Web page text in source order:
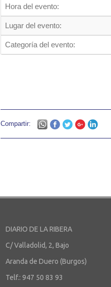
Hora del evento:
Lugar del evento:
Categoría del evento:
Compartir:
DIARIO DE LA RIBERA
C/ Valladolid, 2, Bajo
Aranda de Duero (Burgos)
Telf.: 947 50 83 93